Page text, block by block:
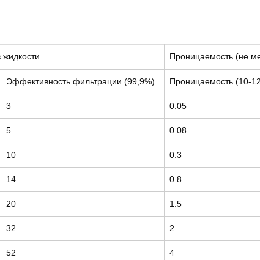
Проницаемость (не
Эффективность фильтрации (99,9%) Проницаемость (10-
3 0.05
5 0.08
10 0.3
14 0.8
20 1.5
32 2
52 4